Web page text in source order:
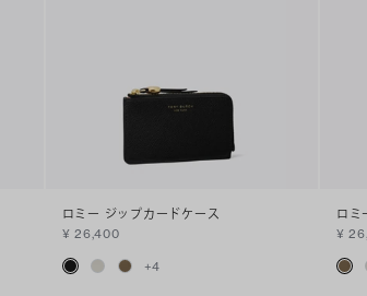
ロミー ジップカードケース
¥ 26,400
+4
ロミ
¥